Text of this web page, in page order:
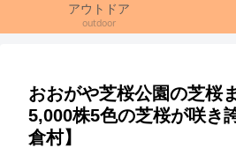
アウトドア
outdoor
おおがや芝桜公園の芝桜
5,000株5色の芝桜が咲き
倉村】